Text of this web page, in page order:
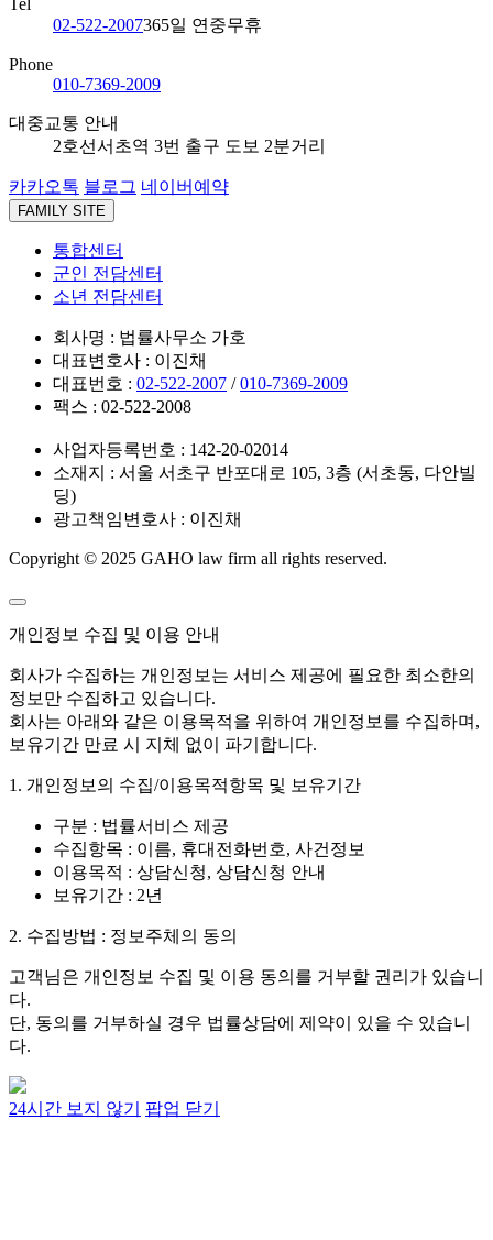
Tel
02-522-2007365일 연중무휴
Phone
010-7369-2009
대중교통 안내
2호선서초역 3번 출구 도보 2분거리
카카오톡 블로그 네이버예약
FAMILY SITE
통합센터
군인 전담센터
소년 전담센터
회사명 : 법률사무소 가호
대표변호사 : 이진채
대표번호 : 02-522-2007 /010-7369-2009
팩스 : 02-522-2008
사업자등록번호 : 142-20-02014
소재지 : 서울 서초구 반포대로 105, 3층 (서초동, 다안빌
딩)
광고책임변호사 : 이진채
Copyright © 2025 GAHO law firm all rights reserved.
개인정보 수집 및 이용 안내
회사가 수집하는 개인정보는 서비스 제공에 필요한 최소한의
정보만 수집하고 있습니다.
회사는 아래와 같은 이용목적을 위하여 개인정보를 수집하며,
보유기간 만료 시 지체 없이 파기합니다.
1. 개인정보의 수집/이용목적항목 및 보유기간
구분 : 법률서비스 제공
수집항목 : 이름, 휴대전화번호, 사건정보
이용목적 : 상담신청, 상담신청 안내
보유기간 : 2년
2. 수집방법 : 정보주체의 동의
고객님은 개인정보 수집 및 이용 동의를 거부할 권리가 있습니
다.
단, 동의를 거부하실 경우 법률상담에 제약이 있을 수 있습니
다.
24시간 보지 않기 팝업 닫기